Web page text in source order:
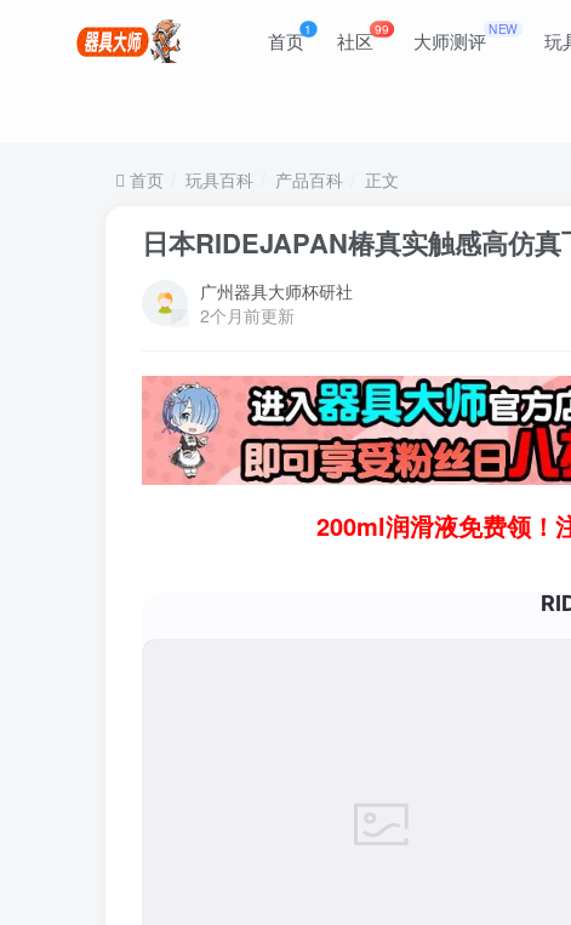
首页1 社区99 大师测评NEW 玩
首页 玩具百科 产品百科 正文
日本RIDEJAPAN椿真实触感高仿
广州器具大师杯研社
2个月前更新
200ml润滑液免费领！